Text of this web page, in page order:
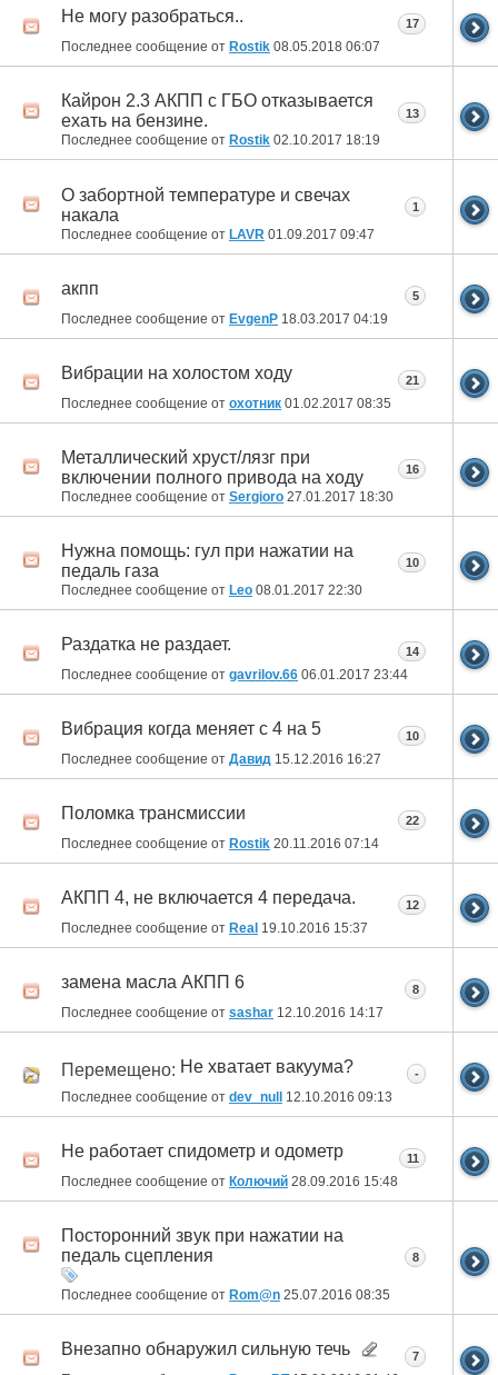
Не могу разобраться..
Последнее сообщение от Rostik 08.05.2018 06:07
17
Кайрон 2.3 АКПП с ГБО отказывается
ехать на бензине.
Последнее сообщение от Rostik 02.10.2017 18:19
13
О забортной температуре и свечах
накала
Последнее сообщение от LAVR 01.09.2017 09:47
1
акпп
Последнее сообщение от EvgenP 18.03.2017 04:19
5
Вибрации на холостом ходу
Последнее сообщение от охотник 01.02.2017 08:35
21
Металлический хруст/лязг при
включении полного привода на ходу
Последнее сообщение от Sergioro 27.01.2017 18:30
16
Нужна помощь: гул при нажатии на
педаль газа
Последнее сообщение от Leo 08.01.2017 22:30
10
Раздатка не раздает.
Последнее сообщение от gavrilov.66 06.01.2017 23:44
14
Вибрация когда меняет с 4 на 5
Последнее сообщение от Давид 15.12.2016 16:27
10
Поломка трансмиссии
Последнее сообщение от Rostik 20.11.2016 07:14
22
АКПП 4, не включается 4 передача.
Последнее сообщение от Real 19.10.2016 15:37
12
замена масла АКПП 6
Последнее сообщение от sashar 12.10.2016 14:17
8
Перемещено: Не хватает вакуума?
Последнее сообщение от dev_null 12.10.2016 09:13
-
Не работает спидометр и одометр
Последнее сообщение от Колючий 28.09.2016 15:48
11
Посторонний звук при нажатии на
педаль сцепления
Последнее сообщение от Rom@n 25.07.2016 08:35
8
Внезапно обнаружил сильную течь 7